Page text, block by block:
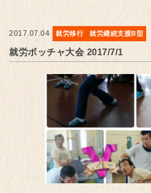
2017.07.04 就労移行 就労継続支援B型
就労ボッチャ大会 2017/7/1